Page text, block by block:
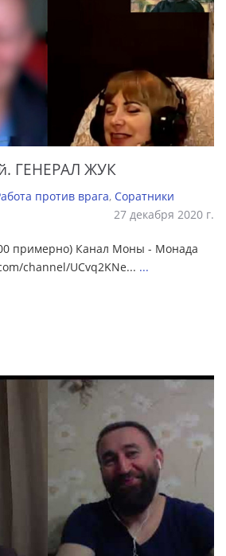
ГЕНЕРАЛ ЖУК
против врага, Соратники
27 декабря 2020 г.
примерно) Канал Моны - Монада
channel/UCvq2KNe... ...